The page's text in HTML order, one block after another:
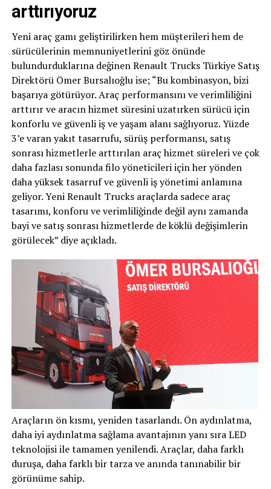
arttırıyoruz
Yeni araç gamı geliştirilirken hem müşterileri hem de
sürücülerinin memnuniyetlerini göz önünde
bulundurduklarına değinen Renault Trucks Türkiye Satış
Direktörü Ömer Bursalıoğlu ise; “Bu kombinasyon, bizi
başarıya götürüyor. Araç performansını ve verimliliğini
arttırır ve aracın hizmet süresini uzatırken sürücü için
konforlu ve güvenli iş ve yaşam alanı sağlıyoruz. Yüzde
3’e varan yakıt tasarrufu, sürüş performansı, satış
sonrası hizmetlerle arttırılan araç hizmet süreleri ve çok
daha fazlası sonunda filo yöneticileri için her yönden
daha yüksek tasarruf ve güvenli iş yönetimi anlamına
geliyor. Yeni Renault Trucks araçlarda sadece araç
tasarımı, konforu ve verimliliğinde değil aynı zamanda
bayi ve satış sonrası hizmetlerde de köklü değişimlerin
görülecek” diye açıkladı.
Araçların ön kısmı, yeniden tasarlandı. Ön aydınlatma,
daha iyi aydınlatma sağlama avantajının yanı sıra LED
teknolojisi ile tamamen yenilendi. Araçlar, daha farklı
duruşa, daha farklı bir tarza ve anında tanınabilir bir
görünüme sahip.